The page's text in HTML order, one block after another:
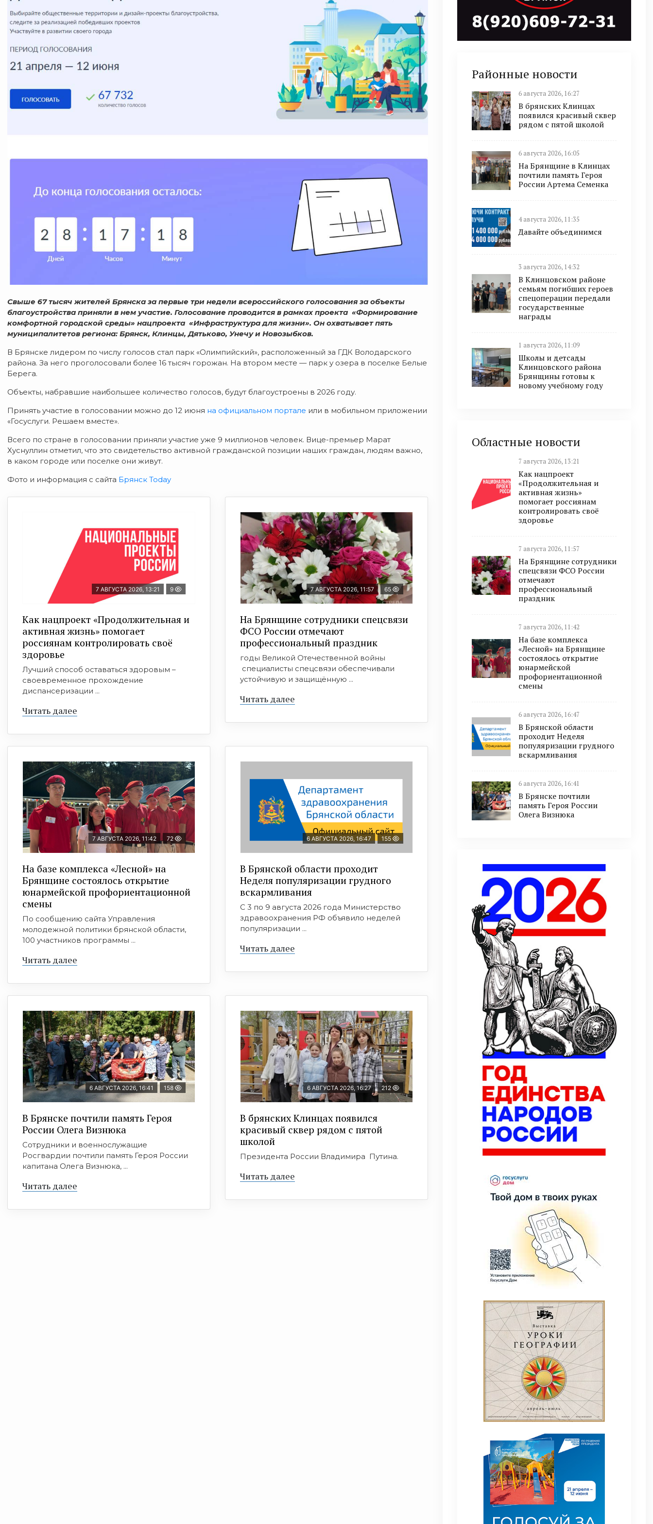
Свыше 67 тысяч жителей Брянска за первые три недели всероссийского голосования за объекты
благоустройства приняли в нем участие. Голосование проводится в рамках проекта «Формирование
комфортной городской среды» нацпроекта «Инфраструктура для жизни». Он охватывает пять
муниципалитетов региона: Брянск, Клинцы, Дятьково, Унечу и Новозыбков.
В Брянске лидером по числу голосов стал парк «Олимпийский», расположенный за ГДК Володарского
района. За него проголосовали более 16 тысяч горожан. На втором месте — парк у озера в поселке Белые
Берега.
Объекты, набравшие наибольшее количество голосов, будут благоустроены в 2026 году.
Принять участие в голосовании можно до 12 июня на официальном портале или в мобильном приложении
«Госуслуги. Решаем вместе».
Всего по стране в голосовании приняли участие уже 9 миллионов человек. Вице-премьер Марат
Хуснуллин отметил, что это свидетельство активной гражданской позиции наших граждан, людям важно,
в каком городе или поселке они живут.
Фото и информация с сайта Брянск Today
7 АВГУСТА 2026, 13:21 9
Как нацпроект «Продолжительная и
активная жизнь» помогает
россиянам контролировать своё
здоровье
Лучший способ оставаться здоровым –
своевременное прохождение
диспансеризации ...
Читать далее
7 АВГУСТА 2026, 11:57 65
На Брянщине сотрудники спецсвязи
ФСО России отмечают
профессиональный праздник
годы Великой Отечественной войны
специалисты спецсвязи обеспечивали
устойчивую и защищённую ...
Читать далее
7 АВГУСТА 2026, 11:42 72
На базе комплекса «Лесной» на
Брянщине состоялось открытие
юнармейской профориентационной
смены
По сообщению сайта Управления
молодежной политики брянской области,
100 участников программы ...
Читать далее
6 АВГУСТА 2026, 16:47 155
В Брянской области проходит
Неделя популяризации грудного
вскармливания
С 3 по 9 августа 2026 года Министерство
здравоохранения РФ объявило неделей
популяризации ...
Читать далее
6 АВГУСТА 2026, 16:41 158
В Брянске почтили память Героя
России Олега Визнюка
Сотрудники и военнослужащие
Росгвардии почтили память Героя России
капитана Олега Визнюка, ...
Читать далее
6 АВГУСТА 2026, 16:27 212
В брянских Клинцах появился
красивый сквер рядом с пятой
школой
Президента России Владимира Путина.
Читать далее
Районные новости
6 августа 2026, 16:27
В брянских Клинцах
появился красивый сквер
рядом с пятой школой
6 августа 2026, 16:05
На Брянщине в Клинцах
почтили память Героя
России Артема Семенка
4 августа 2026, 11:35
Давайте объединимся
3 августа 2026, 14:32
В Клинцовском районе
семьям погибших героев
спецоперации передали
государственные
награды
1 августа 2026, 11:09
Школы и детсады
Клинцовского района
Брянщины готовы к
новому учебному году
Областные новости
7 августа 2026, 13:21
Как нацпроект
«Продолжительная и
активная жизнь»
помогает россиянам
контролировать своё
здоровье
7 августа 2026, 11:57
На Брянщине сотрудники
спецсвязи ФСО России
отмечают
профессиональный
праздник
7 августа 2026, 11:42
На базе комплекса
«Лесной» на Брянщине
состоялось открытие
юнармейской
профориентационной
смены
6 августа 2026, 16:47
В Брянской области
проходит Неделя
популяризации грудного
вскармливания
6 августа 2026, 16:41
В Брянске почтили
память Героя России
Олега Визнюка